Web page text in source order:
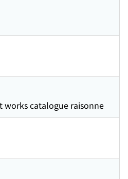
works catalogue raisonne